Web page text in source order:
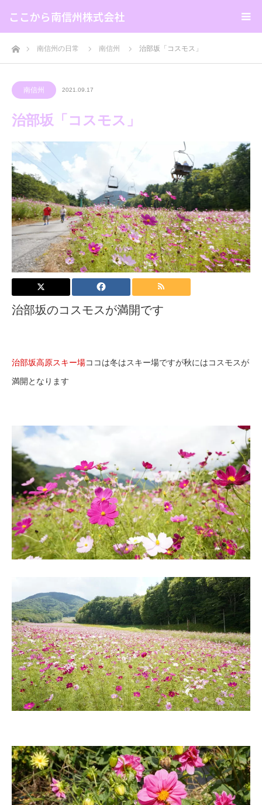
ここから南信州株式会社
ホーム南信州の日常 南信州 治部坂「コスモス」
南信州 2021.09.17
治部坂「コスモス」
治部坂のコスモスが満開です
治部坂高原スキー場ココは冬はスキー場ですが秋にはコスモスが
満開となります